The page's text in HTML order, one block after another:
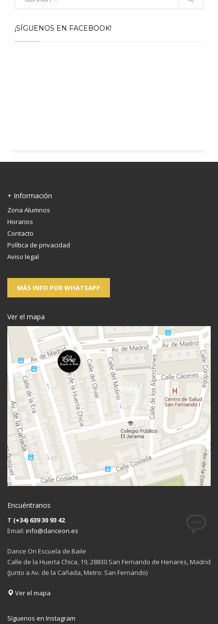
¡SÍGUENOS EN FACEBOOK!
+ Información
Zona Alumnos
Horarios
Contacto
Política de privacidad
Aviso legal
MÁS INFO POR WHATSAPP
Ver el mapa
Encuéntranos
T (+34) 639 30 93 42
Email: info@danceon.es
Dance On Escuela de Baile
Calle de la Huerta Chica, 19, 28830 San Fernando de Henares, Madrid
(Junto a Av. de la Cañada, Metro: San Fernando)
Ver el mapa
Síguenos en Instagram